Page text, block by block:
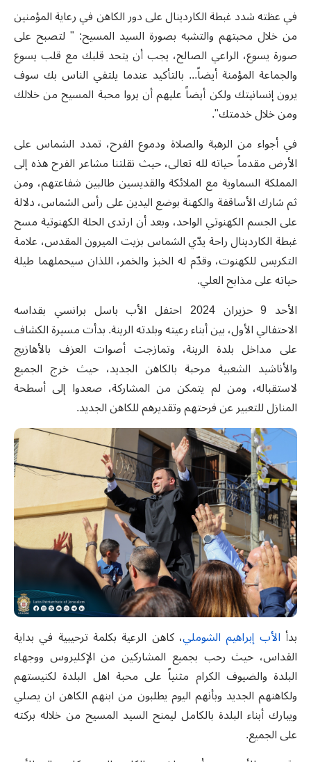
في عظته شدد غبطة الكاردينال على دور الكاهن في رعاية المؤمنين
من خلال محبتهم والتشبه بصورة السيد المسيح: " لتصبح على
صورة يسوع، الراعي الصالح، يجب أن يتحد قلبك مع قلب يسوع
والجماعة المؤمنة أيضاً... بالتأكيد عندما يلتقي الناس بك سوف
يرون إنسانيتك ولكن أيضاً عليهم أن يروا محبة المسيح من خلالك
ومن خلال خدمتك".
في أجواء من الرهبة والصلاة ودموع الفرح، تمدد الشماس على
الأرض مقدماً حياته لله تعالى، حيث نقلتنا مشاعر الفرح هذه إلى
المملكة السماوية مع الملائكة والقديسين طالبين شفاعتهم، ومن
ثم شارك الأساقفة والكهنة بوضع اليدين على رأس الشماس، دلالة
على الجسم الكهنوتي الواحد، وبعد أن ارتدى الحلة الكهنوتية مسح
غبطة الكاردينال راحة يدّي الشماس بزيت الميرون المقدس، علامة
التكريس للكهنوت، وقدّم له الخبز والخمر، اللذان سيحملهما طيلة
حياته على مذابح العلي.
الأحد 9 حزيران 2024 احتفل الأب باسل برانسي بقداسه
الاحتفالي الأول، بين أبناء رعيته وبلدته الرينة. بدأت مسيرة الكشاف
على مداخل بلدة الرينة، وتمازجت أصوات العزف بالأهازيج
والأناشيد الشعبية مرحبة بالكاهن الجديد، حيث خرج الجميع
لاستقباله، ومن لم يتمكن من المشاركة، صعدوا إلى أسطحة
المنازل للتعبير عن فرحتهم وتقديرهم للكاهن الجديد.
بدأ الأب إبراهيم الشوملي، كاهن الرعية بكلمة ترحيبية في بداية
القداس، حيث رحب بجميع المشاركين من الإكليروس ووجهاء
البلدة والضيوف الكرام مثنياً على محبة اهل البلدة لكنيستهم
ولكاهنهم الجديد وبأنهم اليوم يطلبون من ابنهم الكاهن ان يصلي
ويبارك أبناء البلدة بالكامل ليمنح السيد المسيح من خلاله بركته
على الجميع.